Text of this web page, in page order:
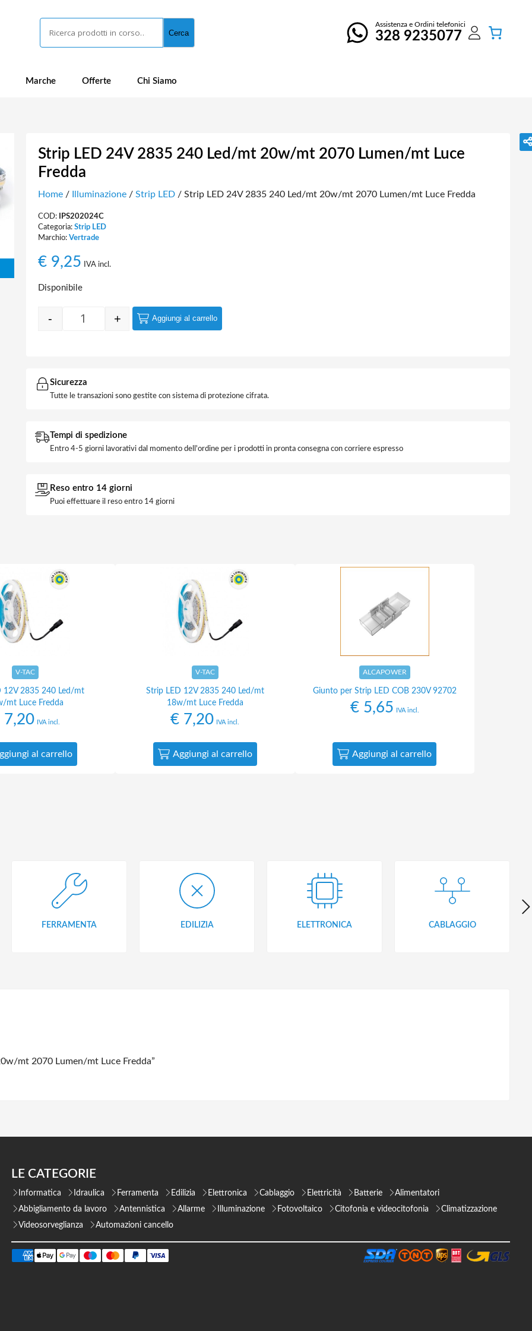
Cerca
Assistenza e Ordini telefonici
328 9235077
Marche Offerte Chi Siamo
Strip LED 24V 2835 240 Led/mt 20w/mt 2070 Lumen/mt Luce
Fredda
Home/ Illuminazione/ Strip LED/ Strip LED 24V 2835 240 Led/mt 20w/mt 2070 Lumen/mt Luce Fredda
COD:
IPS202024C
Categoria: Strip LED
Marchio: Vertrade
€9,25 IVA incl.
Disponibile
Quantity
- + Aggiungi al carrello
Sicurezza
Tutte le transazioni sono gestite con sistema di protezione cifrata.
Tempi di spedizione
Entro 4-5 giorni lavorativi dal momento dell'ordine per i prodotti in pronta consegna con corriere espresso
Reso entro 14 giorni
Puoi effettuare il reso entro 14 giorni
V-TAC
12V 2835 240 Led/mt
mt Luce Fredda
7,20 IVA incl.
al carrello
V-TAC
Strip LED 12V 2835 240 Led/mt
18w/mt Luce Fredda
€ 7,20 IVA incl.
Aggiungi al carrello
ALCAPOWER
Giunto per Strip LED COB 230V 92702
€5,65 IVA incl.
Aggiungi al carrello
FERRAMENTA EDILIZIA ELETTRONICA CABLAGGIO
mt 2070 Lumen/mt Luce Fredda”
LE CATEGORIE
Informatica Idraulica Ferramenta Edilizia Elettronica Cablaggio Elettricità Batterie
Alimentatori
Abbigliamento da lavoro
Antennistica Allarme Illuminazione Fotovoltaico Citofonia e videocitofonia
Climatizzazione
Videosorveglianza
Automazioni cancello